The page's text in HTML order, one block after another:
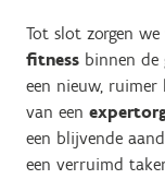
Tot slot zorgen
fitness binnen de
een nieuw,
van een
een blijvende
een verruimd